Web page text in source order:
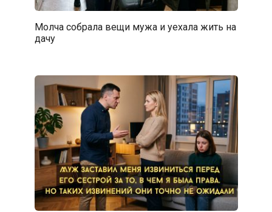
Молча собрала вещи мужа и уехала жить на
дачу